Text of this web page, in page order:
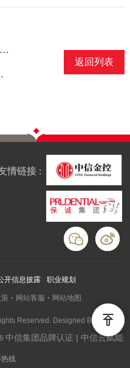
部呼叫中心通过国家工信部呼叫中心CCSO（服务质量和运营管理规范）标准认证
保险公司”
返回列表
情链接 :
开信息披露 职业规划
网站客服 网站地图
Reserved. Designed By Wanhu
中信集团品牌认证 | 中信云赋能
线